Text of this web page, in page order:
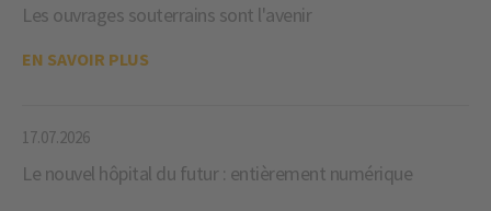
Les ouvrages souterrains sont l'avenir
EN SAVOIR PLUS
17.07.2026
Le nouvel hôpital du futur : entièrement numérique